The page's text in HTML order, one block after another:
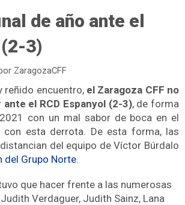
de año ante el
3)
ZaragozaCFF
reñido encuentro, el Zaragoza CFF no
el RCD Espanyol (2-3), de forma
con un mal sabor de boca en el
con esta derrota. De esta forma, las
del equipo de Víctor Búrdalo
del Grupo Norte.
que hacer frente a las numerosas
Verdaguer, Judith Sainz, Lana